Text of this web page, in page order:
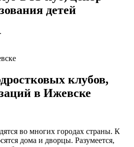
детей
клубов,
в Ижевске
во многих городах страны. К
дома и дворцы. Разумеется,